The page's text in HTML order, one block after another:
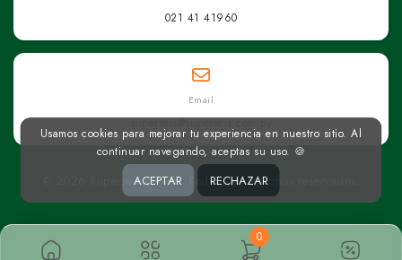
0
021 41 41960
Email
superseis@superseis.com.py
© 2026 Superseis Online. Todos los derechos reservados.
Usamos cookies para mejorar tu experiencia en nuestro sitio. Al
continuar navegando, aceptas su uso. 🍪
ACEPTAR RECHAZAR